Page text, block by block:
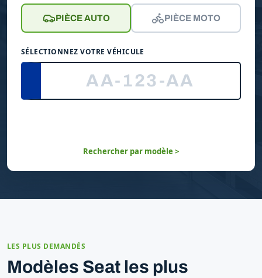
PIÈCE AUTO PIÈCE MOTO
SÉLECTIONNEZ VOTRE VÉHICULE
Rechercher par modèle >
LES PLUS DEMANDÉS
Modèles Seat les plus